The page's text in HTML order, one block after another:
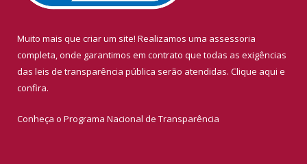
Muito mais que criar um site! Realizamos uma assessoria
completa, onde garantimos em contrato que todas as exigências
das leis de transparência pública serão atendidas. Clique aqui e
confira.
Conheça o Programa Nacional de Transparência